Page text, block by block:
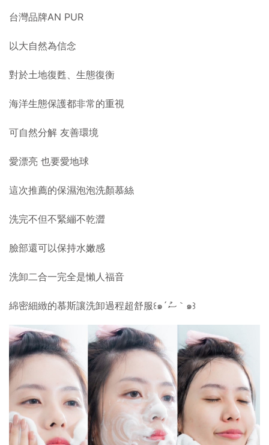
台灣品牌AN PUR
以大自然為信念
對於土地復甦、生態復衡
海洋生態保護都非常的重視
可自然分解 友善環境
愛漂亮 也要愛地球
這次推薦的保濕泡泡洗顏慕絲
洗完不但不緊繃不乾澀
臉部還可以保持水嫩感
洗卸二合一完全是懶人福音
綿密細緻的慕斯讓洗卸過程超舒服꒰๑´ސު｀๑꒱